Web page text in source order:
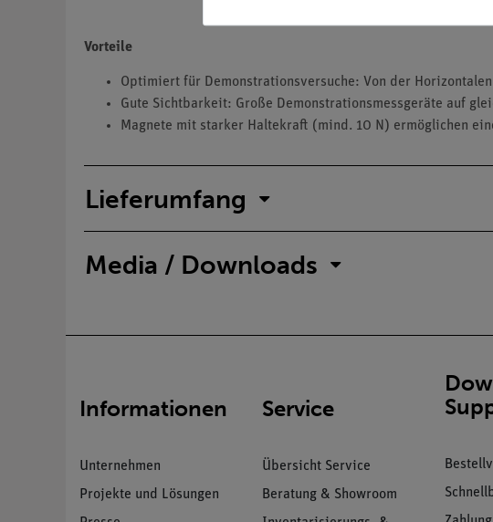
Vorteile
Optimiert für Demonstrationsversuche: Von der
Gute Sichtbarkeit: Große Demonstrationsmessgeräte auf
Magnete mit starker Haltekraft (mind. 10 N) ermöglichen
Lieferumfang
Media / Downloads
Informationen
Unternehmen
Projekte und Lösungen
Service
Übersicht Service
Beratung & Showroom